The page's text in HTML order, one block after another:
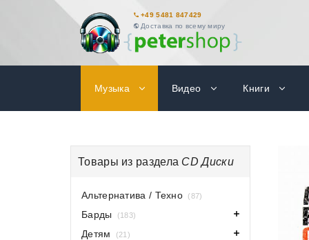
+49 5481 847429
Доставка по всему миру
Музыка Видео Книги
Товары из раздела CD Диски
Альтернатива / Техно (87)
Барды (183)
Детям (21)